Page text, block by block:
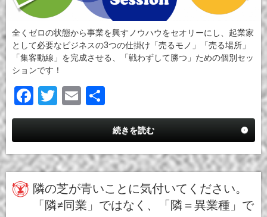
全くゼロの状態から事業を興すノウハウをセオリーにし、起業家
として必要なビジネスの3つの仕掛け「売るモノ」「売る場所」
「集客動線」を完成させる、「戦わずして勝つ」ための個別セッ
ションです！
F
a
ce
b
o
o
k
T
wi
tt
er
E
m
ail
有
続きを読む
隣の芝が青いことに気付いてください。
「隣≠同業」ではなく、「隣＝異業種」で